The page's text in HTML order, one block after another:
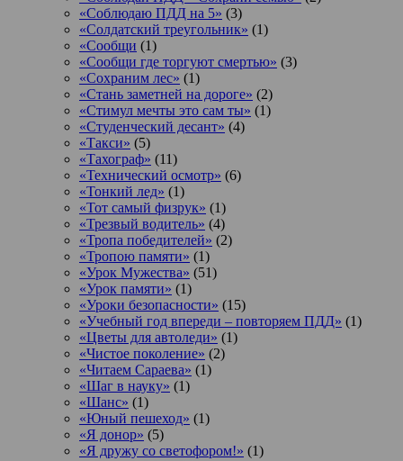
«Соблюдаю ПДД на 5» (3)
«Солдатский треугольник» (1)
«Сообщи (1)
«Сообщи где торгуют смертью» (3)
«Сохраним лес» (1)
«Стань заметней на дороге» (2)
«Стимул мечты это сам ты» (1)
«Студенческий десант» (4)
«Такси» (5)
«Тахограф» (11)
«Технический осмотр» (6)
«Тонкий лед» (1)
«Тот самый физрук» (1)
«Трезвый водитель» (4)
«Тропа победителей» (2)
«Тропою памяти» (1)
«Урок Мужества» (51)
«Урок памяти» (1)
«Уроки безопасности» (15)
«Учебный год впереди – повторяем ПДД» (1)
«Цветы для автоледи» (1)
«Чистое поколение» (2)
«Читаем Сараева» (1)
«Шаг в науку» (1)
«Шанс» (1)
«Юный пешеход» (1)
«Я донор» (5)
«Я дружу со светофором!» (1)